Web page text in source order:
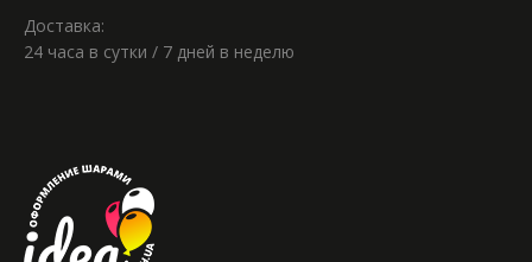
Доставка:
24 часа в сутки / 7 дней в неделю